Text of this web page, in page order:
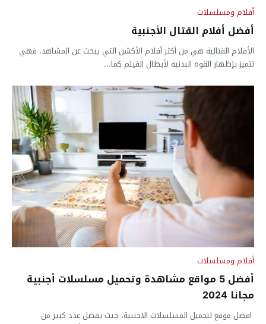
أفلام ومسلسلات
أفضل أفلام القتال الأجنبية
الأفلام القتالية هي من أكثر أفلام الأكشن التي يبحث عن المشاهد، فهي
تتميز بإظهار القوه البدنية لأبطال الفيلم كما...
أفلام ومسلسلات
أفضل 5 مواقع مشاهدة وتحميل مسلسلات أجنبية
مجانا 2024
افضل موقع لتحميل المسلسلات الاجنبية، حيث يفضل عدد كبير من